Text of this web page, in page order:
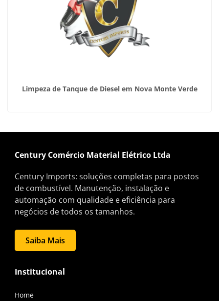
Limpeza de Tanque de Diesel em Nova Monte Verde
Century Comércio Material Elétrico Ltda
Century Imports: soluções completas para postos
de combustível. Manutenção, instalação e
automação com qualidade e eficiência para
negócios de todos os tamanhos.
Saiba Mais
Institucional
Home